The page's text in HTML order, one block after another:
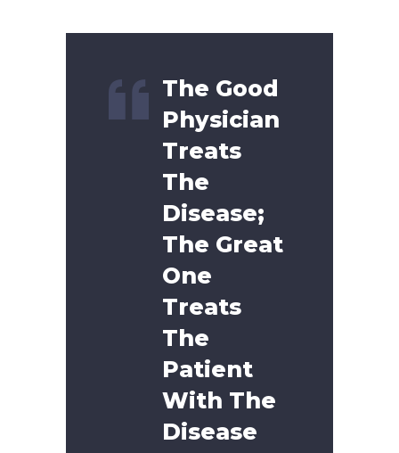
The Good
Physician
Treats
The
Disease;
The Great
One
Treats
The
Patient
With The
Disease